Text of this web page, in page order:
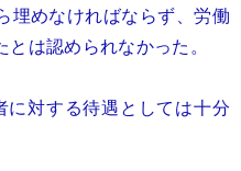
埋めなければならず、労働
は認められなかった。
に対する待遇としては十分